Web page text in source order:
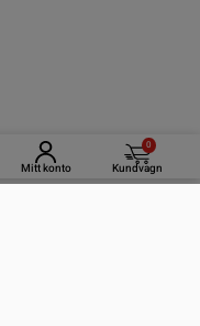
Mitt konto
0
Kundvagn